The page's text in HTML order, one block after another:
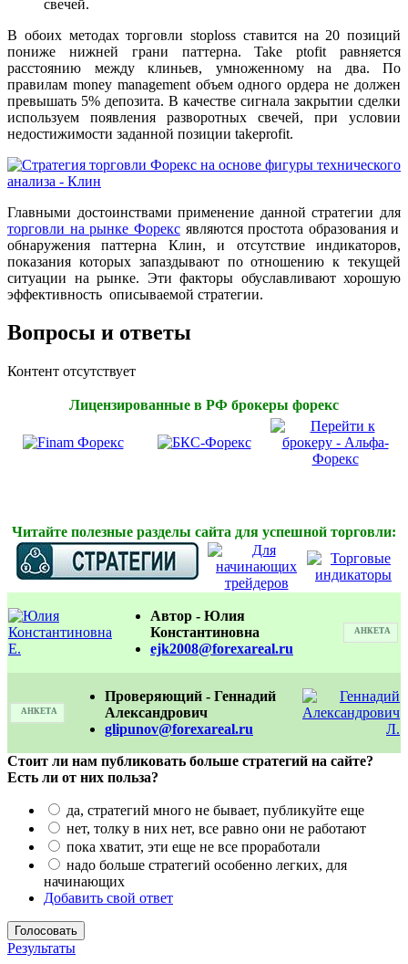
свечей.
В обоих методах торговли stoploss ставится на 20 позиций
пониже нижней грани паттерна. Take ptofit равняется
расстоянию между клиньев, умноженному на два. По
правилам money management объем одного ордера не должен
превышать 5% депозита. В качестве сигнала закрытии сделки
используем появления разворотных свечей, при условии
недостижимости заданной позиции takeprofit.
Главными достоинствами применение данной стратегии для
торговли на рынке Форексявляются простота образования и
обнаружения паттерна Клин, и отсутствие индикаторов,
показания которых запаздывают по отношению к текущей
ситуации на рынке. Эти факторы обуславливают хорошую
эффективность описываемой стратегии.
Вопросы и ответы
Контент отсутствует
Лицензированные в РФ брокеры форекс
Читайте полезные разделы сайта для успешной торговли:
Автор - Юлия
Константиновна
ejk2008@forexareal.ru
АНКЕТА
АНКЕТА
Проверяющий - Геннадий
Александрович
glipunov@forexareal.ru
Стоит ли нам публиковать больше стратегий на сайте?
Есть ли от них польза?
да, стратегий много не бывает, публикуйте еще
нет, толку в них нет, все равно они не работают
пока хватит, эти еще не все проработали
надо больше стратегий особенно легких, для
начинающих
Добавить свой ответ
Результаты